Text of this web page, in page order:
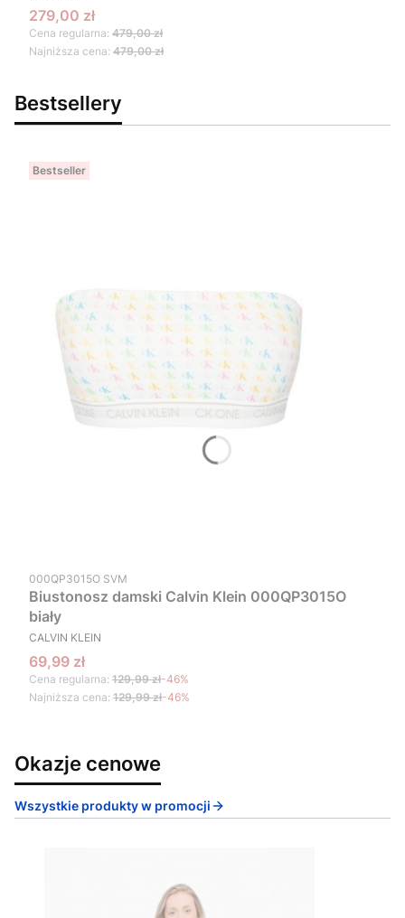
Cena promocyjna
279,00 zł
Cena regularna: 479,00 zł
Najniższa cena: 479,00 zł
Bestsellery
Bestseller
Kod produktu
000QP3015O SVM
Biustonosz damski Calvin Klein 000QP3015O
biały
PRODUCENT
CALVIN KLEIN
Cena promocyjna
69,99 zł
Cena regularna: 129,99 zł-46%
Najniższa cena: 129,99 zł-46%
Okazje cenowe
Wszystkie produkty w promocji